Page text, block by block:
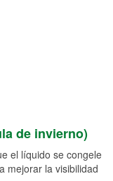
de invierno)
el líquido se congele
mejorar la visibilidad